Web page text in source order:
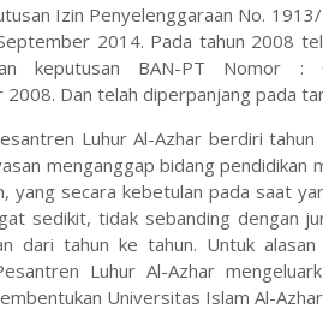
Izin Penyelenggaraan No.
2014. Pada tahun 2008
keputusan BAN-PT Nomor :
2008. Dan telah diperpanjang pada
Luhur Al-Azhar berdiri
menganggap bidang
yang secara kebetulan pada saat
sedikit, tidak sebanding dengan
dari tahun ke tahun. Untuk
Luhur Al-Azhar
Universitas Islam Al-